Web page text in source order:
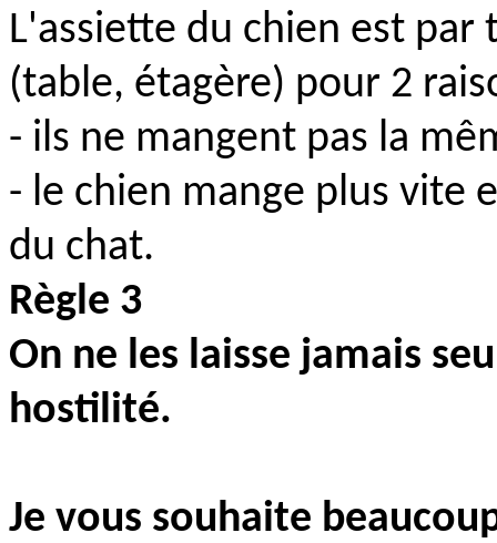
L'assiette du chien est
(table, étagère) pour 2
- ils ne mangent pas la
- le chien mange plus vite
du chat.
Règle 3
On ne les laisse jamais
hostilité.
Je vous souhaite